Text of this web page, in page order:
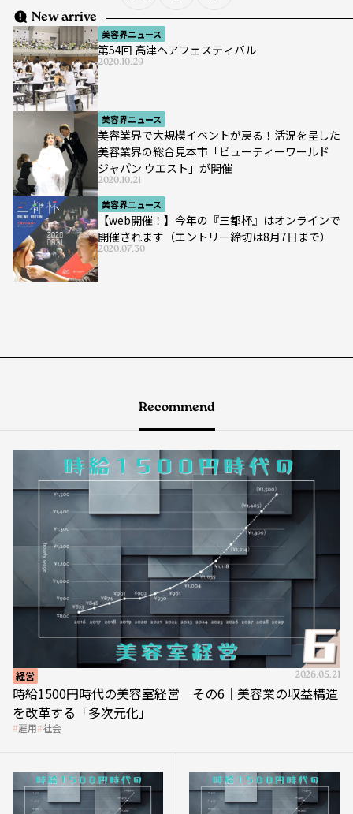
New arrive
美容界ニュース
第54回 高津ヘアフェスティバル
2020.10.29
美容界ニュース
美容業界で大規模イベントが戻る！活況を呈した
美容業界の総合見本市「ビューティーワールド
ジャパン ウエスト」が開催
2020.10.21
美容界ニュース
【web開催！】今年の『三都杯』はオンラインで
開催されます（エントリー締切は8月7日まで）
2020.07.30
Recommend
経営 2026.05.21
時給1500円時代の美容室経営 その6｜美容業の収益構造
を改革する「多次元化」
雇用 社会